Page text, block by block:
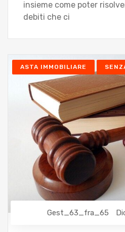
insieme come poter
debiti che ci
ASTA IMMOBILIARE
Gest_63_fra_65